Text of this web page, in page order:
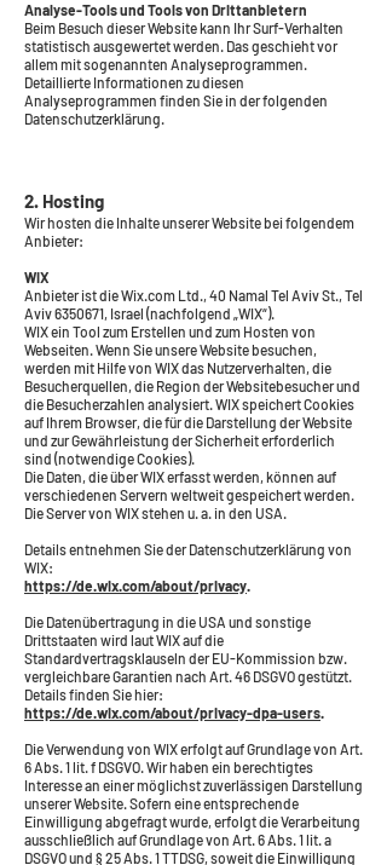
Analyse-Tools und Tools von Drittanbietern
Beim Besuch dieser Website kann Ihr Surf-Verhalten
statistisch ausgewertet werden. Das geschieht vor
allem mit sogenannten Analyseprogrammen.
Detaillierte Informationen zu diesen
Analyseprogrammen finden Sie in der folgenden
Datenschutzerklärung.
2. Hosting
Wir hosten die Inhalte unserer Website bei folgendem
Anbieter:
WIX
Anbieter ist die Wix.com Ltd., 40 Namal Tel Aviv St., Tel
Aviv6350671, Israel (nachfolgend „WIX“).
WIX ein Tool zum Erstellen und zum Hosten von
Webseiten. Wenn Sie unsere Website besuchen,
werden mit Hilfe von WIX das Nutzerverhalten, die
Besucherquellen, die Region der Websitebesucher und
die Besucherzahlen analysiert. WIX speichert Cookies
auf Ihrem Browser, die für die Darstellung der Website
und zur Gewährleistung der Sicherheit erforderlich
sind (notwendige Cookies).
Die Daten, die über WIX erfasst werden, können auf
verschiedenen Servern weltweit gespeichert werden.
Die Server von WIX stehen u. a. in den USA.
Details entnehmen Sie der Datenschutzerklärung von
WIX:
https://de.wix.com/about/privacy.
Die Datenübertragung in die USA und sonstige
Drittstaaten wird laut WIX auf die
Standardvertragsklauseln der EU-Kommission bzw.
vergleichbare Garantien nach Art. 46 DSGVO gestützt.
Details finden Sie hier:
https://de.wix.com/about/privacy-dpa-users.
Die Verwendung von WIX erfolgt auf Grundlage von Art.
6 Abs. 1 lit. f DSGVO. Wir haben ein berechtigtes
Interesse an einer möglichst zuverlässigen Darstellung
unserer Website. Sofern eine entsprechende
Einwilligung abgefragt wurde, erfolgt die Verarbeitung
ausschließlich auf Grundlage von Art. 6 Abs. 1 lit. a
DSGVO und § 25 Abs. 1 TTDSG, soweit die Einwilligung